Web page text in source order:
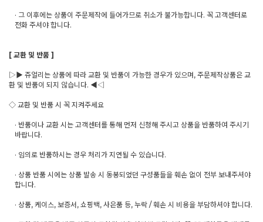
· 그 이후에는 상품이 주문제작에 들어가므로 취소가 불가능합니다. 꼭 고객센터로
전화 주셔야 합니다.
[ 교환 및 반품 ]
▷▶ 쥬얼리는 상품에 따라 교환 및 반품이 가능한 경우가 있으며, 주문제작상품은 교
환 및 반품이 되지 않습니다. ◀◁
◇ 교환 및 반품 시 꼭 지켜주세요
· 반품이나 교환 시는 고객센터를 통해 먼저 신청해 주시고 상품을 반품하여 주시기
바랍니다.
· 임의로 반품하시는 경우 처리가 지연될 수 있습니다.
· 상품 반품 시에는 상품 발송 시 동봉되었던 구성품들을 훼손 없이 전부 보내주셔야
합니다.
· 상품, 케이스, 보증서, 쇼핑백, 사은품 등, 누락 / 훼손 시 비용을 부담하셔야 합니다.